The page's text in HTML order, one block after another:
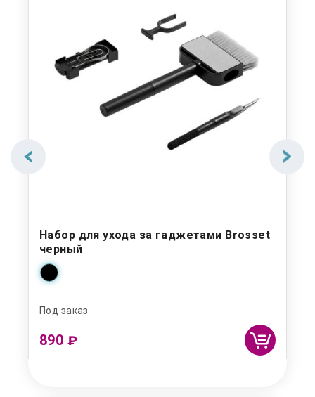
Набор для ухода за гаджетами Brosset
черный
Под заказ
890 ₽